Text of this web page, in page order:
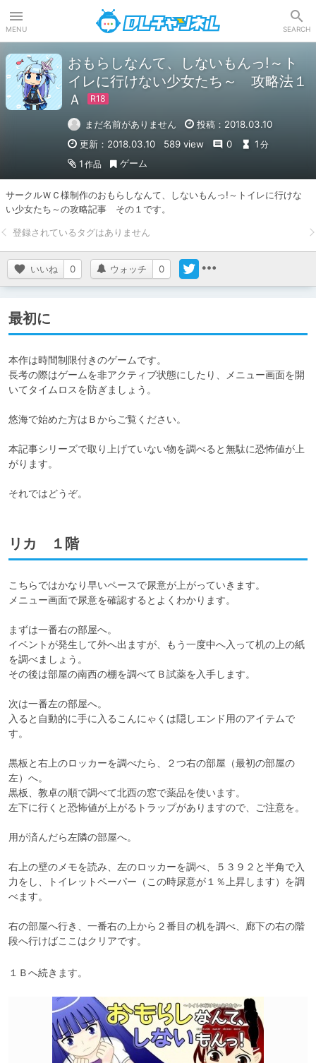
MENU SEARCH
おもらしなんて、しないもんっ!～ト
イレに行けない少女たち～ 攻略法１
Ａ
まだ名前がありません
投稿：2018.03.10
更新：2018.03.10
589 view 0 1 分
1 作品 ゲーム
サークルＷＣ様制作のおもらしなんて、しないもんっ!～トイレに行けな
い少女たち～の攻略記事　その１です。
いいね 0 ウォッチ 0
最初に
本作は時間制限付きのゲームです。
長考の際はゲームを非アクティブ状態にしたり、メニュー画面を開
いてタイムロスを防ぎましょう。
悠海で始めた方はＢからご覧ください。
本記事シリーズで取り上げていない物を調べると無駄に恐怖値が上
がります。
それではどうぞ。
リカ １階
こちらではかなり早いペースで尿意が上がっていきます。
メニュー画面で尿意を確認するとよくわかります。
まずは一番右の部屋へ。
イベントが発生して外へ出ますが、もう一度中へ入って机の上の紙
を調べましょう。
その後は部屋の南西の棚を調べてＢ試薬を入手します。
次は一番左の部屋へ。
入ると自動的に手に入るこんにゃくは隠しエンド用のアイテムで
す。
黒板と右上のロッカーを調べたら、２つ右の部屋（最初の部屋の
左）へ。
黒板、教卓の順で調べて北西の窓で薬品を使います。
左下に行くと恐怖値が上がるトラップがありますので、ご注意を。
用が済んだら左隣の部屋へ。
右上の壁のメモを読み、左のロッカーを調べ、５３９２と半角で入
力をし、トイレットペーパー（この時尿意が１％上昇します）を調
べます。
右の部屋へ行き、一番右の上から２番目の机を調べ、廊下の右の階
段へ行けばここはクリアです。
１Ｂへ続きます。